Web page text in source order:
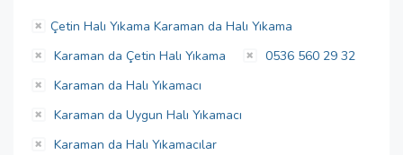
Çetin Halı Yıkama Karaman da Halı Yıkama
Karaman da Çetin Halı Yıkama
0536 560 29 32
Karaman da Halı Yıkamacı
Karaman da Uygun Halı Yıkamacı
Karaman da Halı Yıkamacılar